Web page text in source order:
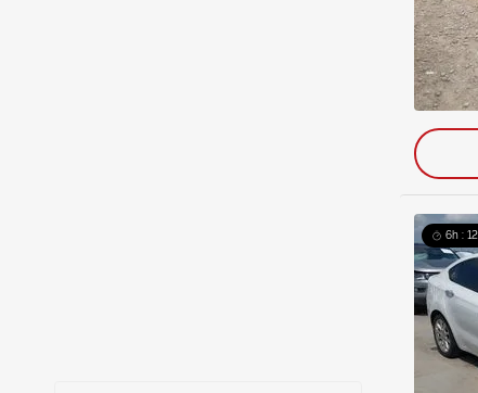
6h :